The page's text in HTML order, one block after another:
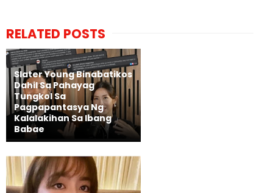
RELATED POSTS
Slater Young Binabatikos
Dahil Sa Pahayag
Tungkol Sa
Pagpapantasya Ng
Kalalakihan Sa Ibang
Babae